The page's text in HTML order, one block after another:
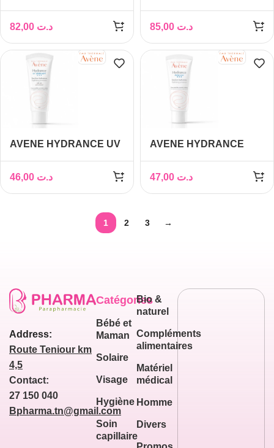
MATIFIANT 50ML
د.ت
REPULPANTE
HYDRATANTE 48h
50ML
د.ت
AVENE HYDRANCE UV
د.ت
AVENE HYDRANCE
HYDRATANTE 40ML
د.ت
1 2 3 →
Address:
Route Teniour km
4,5
Contact:
27 150 040
Bpharma.tn@gmail.com
Catégories
Bébé et
Maman
Solaire
Visage
Hygiène
Soin
capillaire
Bio &
naturel
Compléments
alimentaires
Matériel
médical
Homme
Divers